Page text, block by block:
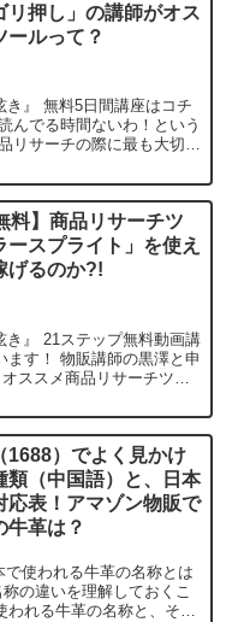
リ押し」の講師がオス
ールって？
き』 無料5日間講座はコチ
んでる時間ないわ！という
リサーチの際に最も大切な
料】商品リサーチツ
ースプライト」を使え
げるのか?!
き』 21ステップ無料動画講
ます！ 物販講師の黒澤と申
ススメ商品リサーチツー
1688）でよく見かけ
類（中国語）と、日本
応表！アマゾン物販で
牛革は？
使われる牛革の名称とは
の違いを理解しておくこ
われる牛革の名称と、それ